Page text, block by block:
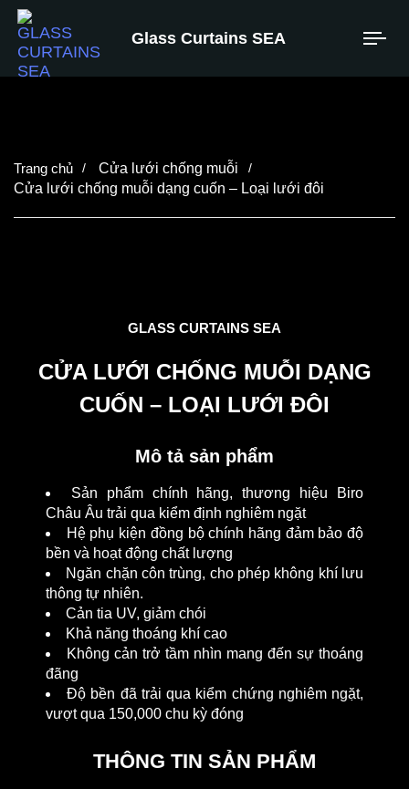
Glass Curtains SEA
Cửa lưới chống muỗi
Cửa lưới chống muỗi dạng cuốn – Loại lưới đôi
GLASS CURTAINS SEA
CỬA LƯỚI CHỐNG MUỖI DẠNG
CUỐN – LOẠI LƯỚI ĐÔI
Mô tả sản phẩm
Sản phẩm chính hãng, thương hiệu Biro
Châu Âu trải qua kiểm định nghiêm ngặt
Hệ phụ kiện đồng bộ chính hãng đảm bảo độ
bền và hoạt động chất lượng
Ngăn chặn côn trùng, cho phép không khí lưu
thông tự nhiên.
Cản tia UV, giảm chói
Khả năng thoáng khí cao
Không cản trở tầm nhìn mang đến sự thoáng
đãng
Độ bền đã trải qua kiểm chứng nghiêm ngặt,
vượt qua 150,000 chu kỳ đóng
THÔNG TIN SẢN PHẨM